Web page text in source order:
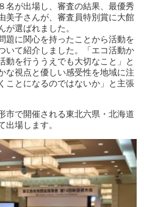
が出場し、審査の結果、最優秀
美子さんが、審査員特別賞に大館
選ばれました。
に関心を持ったことから活動を
いて紹介しました。「エコ活動か
動を行ううえでも大切なこと」と
な視点と優しい感受性を地域に注
ことになるのではないか」と主張
で開催される東北六県・北海道
出場します。